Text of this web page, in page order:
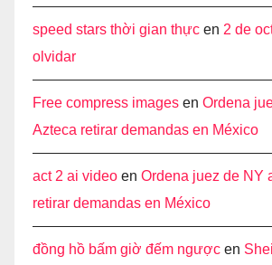
speed stars thời gian thực en 2 de
olvidar
Free compress images en Ordena
Azteca retirar demandas en México
act 2 ai video en Ordena juez de NY
retirar demandas en México
đồng hồ bấm giờ đếm ngược en